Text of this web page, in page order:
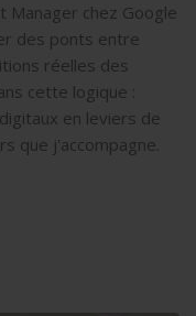
Manager chez Google
des ponts entre
réelles des
cette logique :
en leviers de
que j'accompagne.